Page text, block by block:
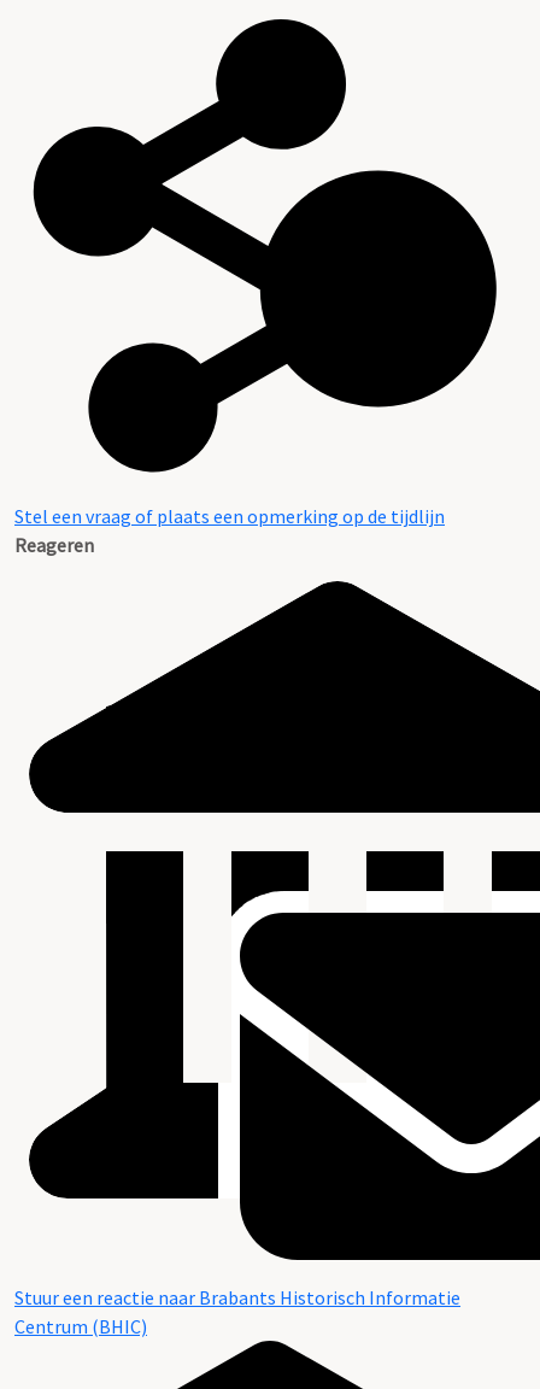
Stel een vraag of plaats een opmerking op de tijdlijn
Reageren
Stuur een reactie naar Brabants Historisch Informatie
Centrum (BHIC)